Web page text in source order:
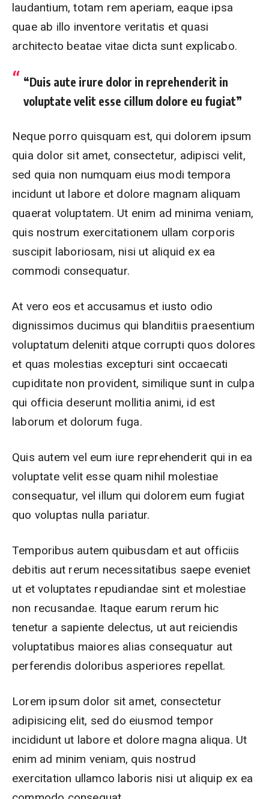
laudantium, totam rem aperiam, eaque ipsa
quae ab illo inventore veritatis et quasi
architecto beatae vitae dicta sunt explicabo.
“Duis aute irure dolor in reprehenderit in
voluptate velit esse cillum dolore eu fugiat”
Neque porro quisquam est, qui dolorem ipsum
quia dolor sit amet, consectetur, adipisci velit,
sed quia non numquam eius modi tempora
incidunt ut labore et dolore magnam aliquam
quaerat voluptatem. Ut enim ad minima veniam,
quis nostrum exercitationem ullam corporis
suscipit laboriosam, nisi ut aliquid ex ea
commodi consequatur.
At vero eos et accusamus et iusto odio
dignissimos ducimus qui blanditiis praesentium
voluptatum deleniti atque corrupti quos dolores
et quas molestias excepturi sint occaecati
cupiditate non provident, similique sunt in culpa
qui officia deserunt mollitia animi, id est
laborum et dolorum fuga.
Quis autem vel eum iure reprehenderit qui in ea
voluptate velit esse quam nihil molestiae
consequatur, vel illum qui dolorem eum fugiat
quo voluptas nulla pariatur.
Temporibus autem quibusdam et aut officiis
debitis aut rerum necessitatibus saepe eveniet
ut et voluptates repudiandae sint et molestiae
non recusandae. Itaque earum rerum hic
tenetur a sapiente delectus, ut aut reiciendis
voluptatibus maiores alias consequatur aut
perferendis doloribus asperiores repellat.
Lorem ipsum dolor sit amet, consectetur
adipisicing elit, sed do eiusmod tempor
incididunt ut labore et dolore magna aliqua. Ut
enim ad minim veniam, quis nostrud
exercitation ullamco laboris nisi ut aliquip ex ea